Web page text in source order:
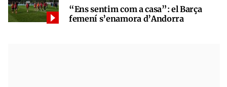
“Ens sentim com a casa”: el Barça
femení s’enamora d’Andorra